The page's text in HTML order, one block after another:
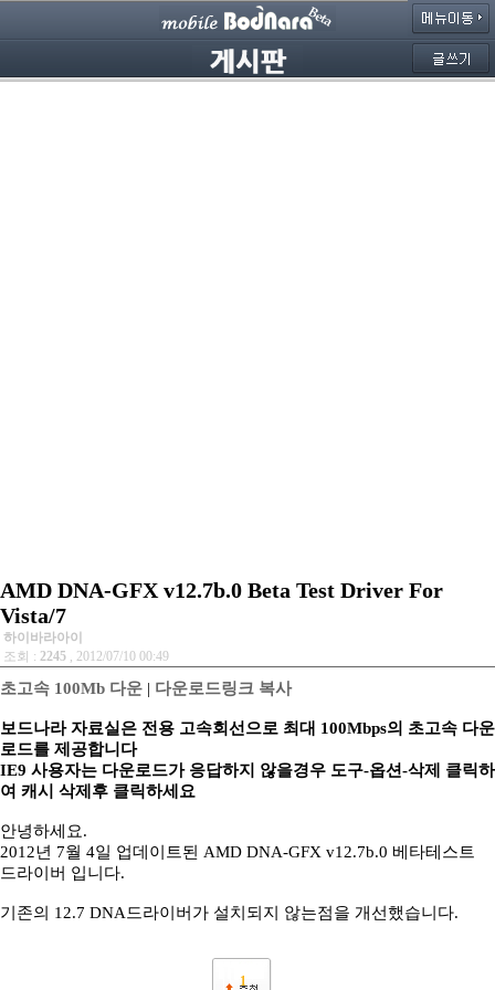
AMD DNA-GFX v12.7b.0 Beta Test Driver For
Vista/7
하이바라아이
조회 : 2245 , 2012/07/10 00:49
초고속 100Mb 다운 | 다운로드링크 복사
보드나라 자료실은 전용 고속회선으로 최대 100Mbps의 초고속 다운
로드를 제공합니다
IE9 사용자는 다운로드가 응답하지 않을경우 도구-옵션-삭제 클릭하
여 캐시 삭제후 클릭하세요
안녕하세요.
2012년 7월 4일 업데이트된 AMD DNA-GFX v12.7b.0 베타테스트
드라이버 입니다.
기존의 12.7 DNA드라이버가 설치되지 않는점을 개선했습니다.
1